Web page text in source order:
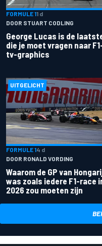
FORMULE 11 d
DOOR STUART CODLING
George Lucas is de
die je moet vragen naar
tv-graphics
UITGELICHT
FORMULE 14 d
DOOR RONALD VORDING
Waarom de GP van
was zoals iedere F1-race
2026 zou moeten zijn